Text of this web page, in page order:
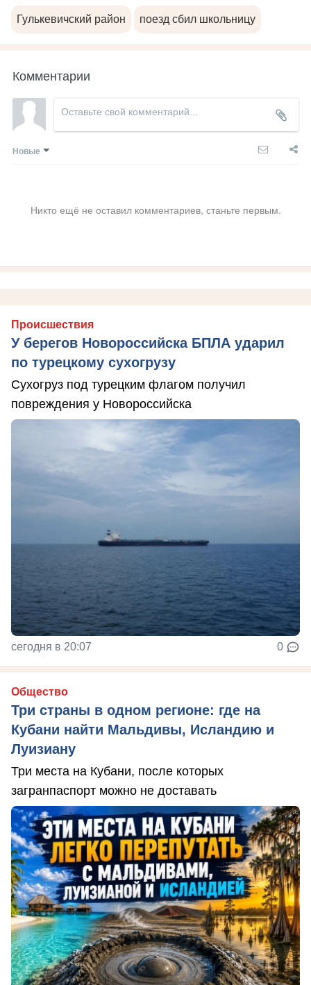
Гулькевичский район поезд сбил школьницу
Комментарии
Новые
Никто ещё не оставил комментариев, станьте первым.
Происшествия
У берегов Новороссийска БПЛА ударил
по турецкому сухогрузу
Сухогруз под турецким флагом получил
повреждения у Новороссийска
сегодня в 20:07 0
Общество
Три страны в одном регионе: где на
Кубани найти Мальдивы, Исландию и
Луизиану
Три места на Кубани, после которых
загранпаспорт можно не доставать